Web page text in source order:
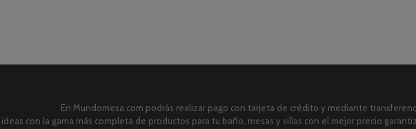
En Mundomesa.com podrás realizar pago con tarjeta de crédito y mediante
ideas con la gama más completa de productos para tu baño, mesas y sillas con el mejor precio